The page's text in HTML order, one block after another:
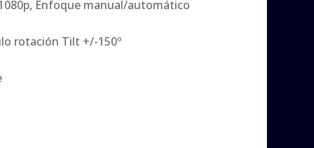
Enfoque manual/automático
rotación Tilt +/-150º